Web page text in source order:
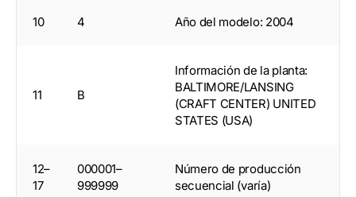
10 4 Año del modelo: 2004
11 B
Información de la planta:
BALTIMORE/LANSING
(CRAFT CENTER) UNITED
STATES (USA)
12–
17
000001–
999999
Número de producción
secuencial (varía)